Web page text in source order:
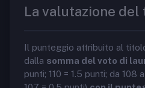
La valutazione
Il punteggio attribuito al
dalla somma del voto di
punti; 110 = 1.5 punti; da 108